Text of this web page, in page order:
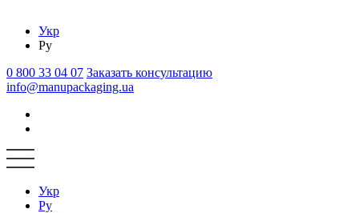
Укр
Ру
0 800 33 04 07 Заказать консультацию
info@manupackaging.ua
Укр
Ру